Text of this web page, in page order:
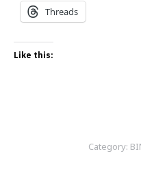
Threads
Like this:
Category: